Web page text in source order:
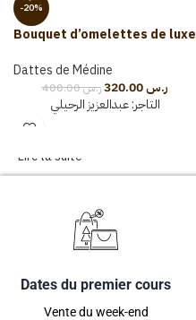
-20%
Bouquet d’omelettes de luxe
Dattes de Médine
ر.س400.00 ر.س320.00
التاجر:عبدالعزيز الرحيلي
Lire la suite
Dates du premier cours
Vente du week-end